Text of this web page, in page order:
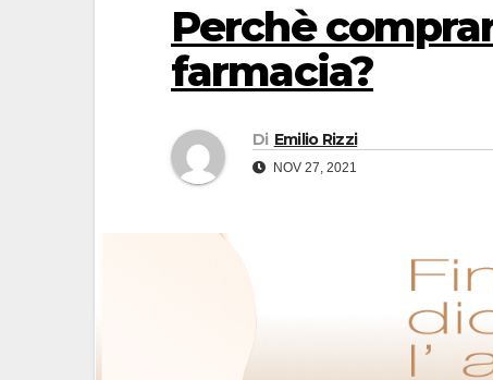
Perchè
farmacia?
Di Emilio Rizzi
NOV 27, 2021